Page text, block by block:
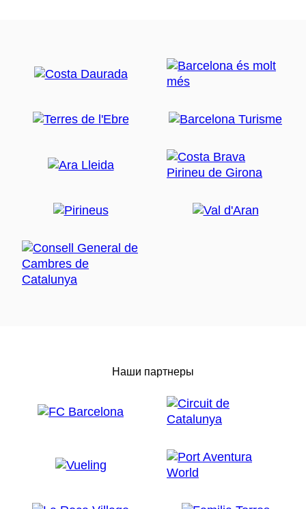
Наши партнеры